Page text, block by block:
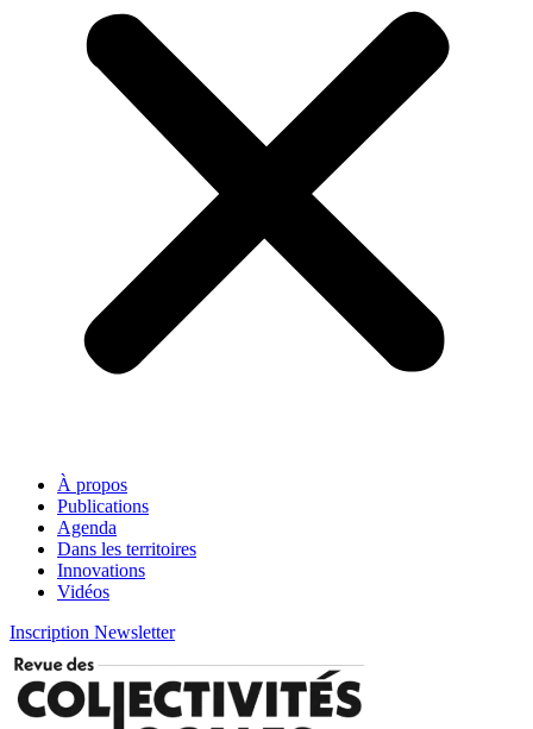
À propos
Publications
Agenda
Dans les territoires
Innovations
Vidéos
Inscription Newsletter